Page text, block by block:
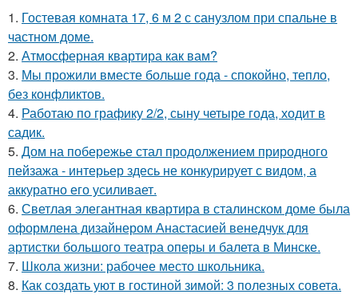
1. Гостевая комната 17, 6 м 2 с санузлом при спальне в
частном доме.
2. Атмосферная квартира как вам?
3. Мы прожили вместе больше года - спокойно, тепло,
без конфликтов.
4. Работаю по графику 2/2, сыну четыре года, ходит в
садик.
5. Дом на побережье стал продолжением природного
пейзажа - интерьер здесь не конкурирует с видом, а
аккуратно его усиливает.
6. Светлая элегантная квартира в сталинском доме была
оформлена дизайнером Анастасией венедчук для
артистки большого театра оперы и балета в Минске.
7. Школа жизни: рабочее место школьника.
8. Как создать уют в гостиной зимой: 3 полезных совета.